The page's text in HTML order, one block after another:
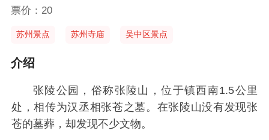
票价：20
苏州景点 苏州寺庙 吴中区景点
介绍
张陵公园，俗称张陵山，位于镇西南1.5公里
处，相传为汉丞相张苍之墓。在张陵山没有发现张
苍的墓葬，却发现不少文物。